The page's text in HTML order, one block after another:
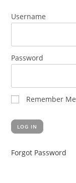
Username
Password
Remember Me
Forgot Password